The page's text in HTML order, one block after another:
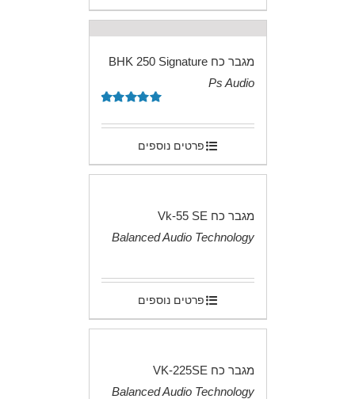
מגבר כח BHK 250 Signature
Ps Audio
מתוך 5
פרטים נוספים
מגבר כח Vk-55 SE
Balanced Audio Technology
פרטים נוספים
מגבר כח VK-225SE
Balanced Audio Technology